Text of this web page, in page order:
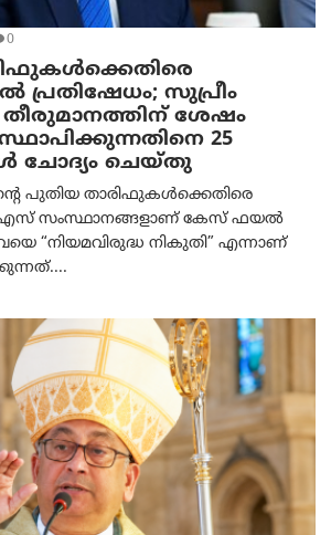
0
പ്രതിഷേധം; സുപ്രീം
ശേഷം
25
ചോദ്യം ചെയ്തു
പുതിയ താരിഫുകൾക്കെതിരെ
സംസ്ഥാനങ്ങളാണ് കേസ് ഫയൽ
“നിയമവിരുദ്ധ നികുതി” എന്നാണ്